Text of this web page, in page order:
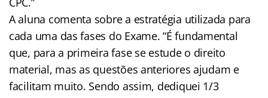
A aluna comenta sobre a estratégia utilizada para
cada uma das fases do Exame. “É fundamental
que, para a primeira fase se estude o direito
material, mas as questões anteriores ajudam e
facilitam muito. Sendo assim, dediquei 1/3